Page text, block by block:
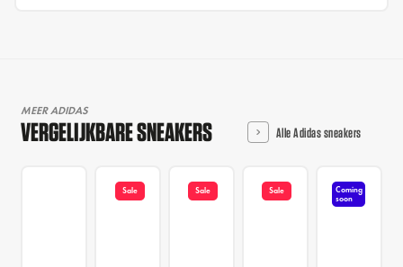
MEER ADIDAS
VERGELIJKBARE SNEAKERS Alle Adidas sneakers
Sale Sale Sale
Coming
soon